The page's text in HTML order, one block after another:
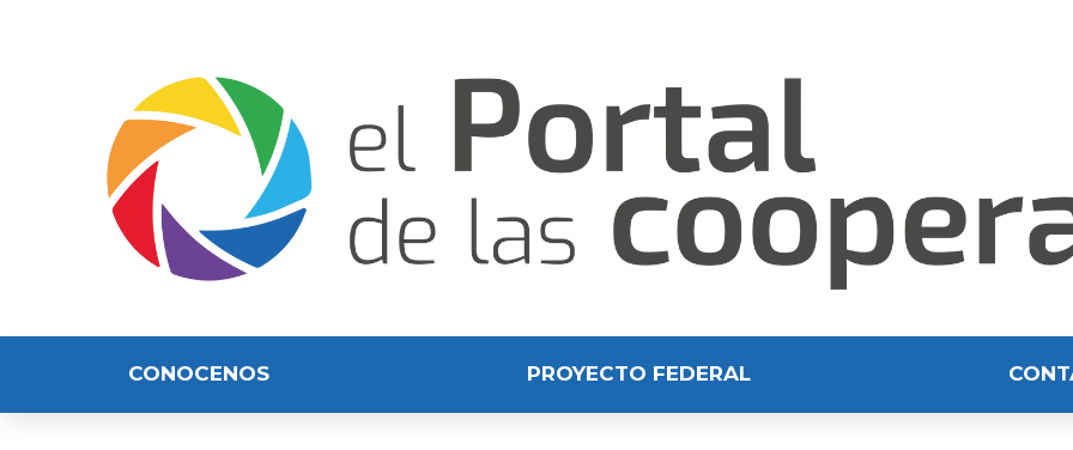
CONOCENOS PROYECTO FEDERAL